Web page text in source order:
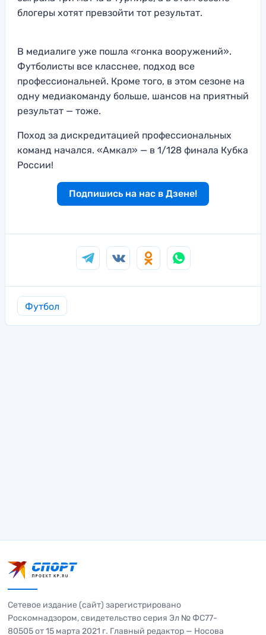
блогеры хотят превзойти тот результат.
В медиалиге уже пошла «гонка вооружений».
Футболисты все класснее, подход все
профессиональней. Кроме того, в этом сезоне на
одну медиакоманду больше, шансов на приятный
результат — тоже.
Поход за дискредитацией профессиональных
команд начался. «Амкал» — в 1/128 финала Кубка
России!
Подпишись на нас в Дзене!
Футбол
Сетевое издание (сайт) зарегистрировано
Роскомнадзором, свидетельство серия Эл № ФС77-
80505 от 15 марта 2021 г. Главный редактор — Носова